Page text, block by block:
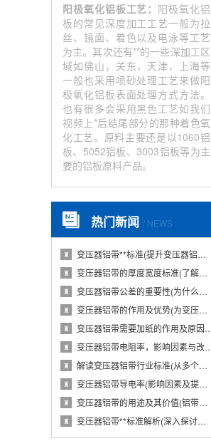
阳极氧化铝板工艺： 阳极氧化铝
板的常见深度加工工艺一般为拉
丝、镜面、着色以及电泳等工艺
为主。其次还有**的一些深加工区
域如佛山，关东，天津，上海等
一般也采用喷砂处理工艺来做阳
极氧化铝板表面处理方式方法。
也有很多会采用黑色工艺如我们
视频上*后结尾部分的那种着色氧
化工艺。原料主要还是以1060铝
板、5052铝板、3003铝板等为主
要的铝板原料产品。
热门新闻 / NEWS
♜ 变压器铝带**标准(提升变压器铝带质量的国···
♜ 变压器铝带的厚度宽度标准(了解变压器铝带的···
♜ 变压器铝带公差的重要性(为什么变压器铝带公···
♜ 变压器铝带的作用及优势(为变压器提供导电性···
♜ 变压器铝带需要加纸的作用及原因(从电气性能···
♜ 变压器铝带电阻率，影响因素与改进措施(分析···
♜ 解读变压器铝带行业标准(从多个维度探究变压···
♜ 变压器铝带导电率(影响因素及提高方法)
♜ 变压器铝带的用途及其价值(铝带在变压器中的···
♜ 变压器铝带**标准解析(深入探讨变压器铝带···